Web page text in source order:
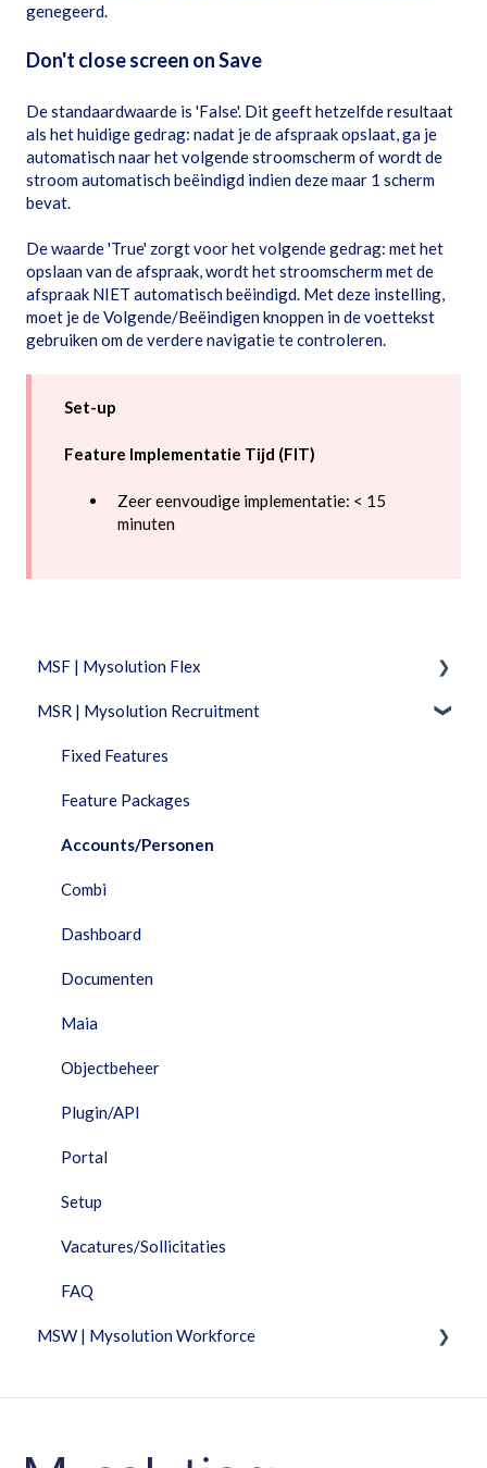
genegeerd.
Don't close screen on Save
De standaardwaarde is 'False'. Dit geeft hetzelfde resultaat
als het huidige gedrag: nadat je de afspraak opslaat, ga je
automatisch naar het volgende stroomscherm of wordt de
stroom automatisch beëindigd indien deze maar 1 scherm
bevat.
De waarde 'True' zorgt voor het volgende gedrag: met het
opslaan van de afspraak, wordt het stroomscherm met de
afspraak NIET automatisch beëindigd. Met deze instelling,
moet je de Volgende/Beëindigen knoppen in de voettekst
gebruiken om de verdere navigatie te controleren.
Set-up
Feature Implementatie Tijd (FIT)
Zeer eenvoudige implementatie: < 15
minuten
MSF | Mysolution Flex
Feature Packages
Beheer
Combi
Documenten
Facturatie
Financieel
HRM
Interfaces
Maia
Performance Dashboard
Planning
Portal
Projecten
Rapportage
Resources
MSR | Mysolution Recruitment
Fixed Features
Feature Packages
Accounts/Personen
Combi
Dashboard
Documenten
Maia
Objectbeheer
Plugin/API
Portal
Setup
Vacatures/Sollicitaties
FAQ
MSW | Mysolution Workforce